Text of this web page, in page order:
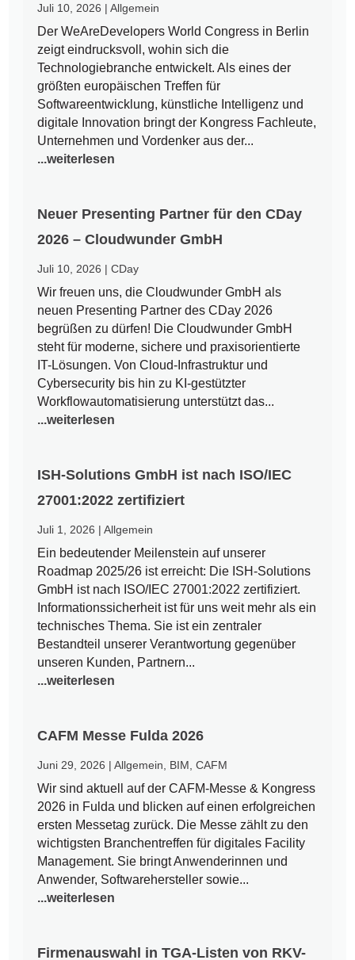
Juli 10, 2026 |Allgemein
Der WeAreDevelopers World Congress in Berlin
zeigt eindrucksvoll, wohin sich die
Technologiebranche entwickelt. Als eines der
größten europäischen Treffen für
Softwareentwicklung, künstliche Intelligenz und
digitale Innovation bringt der Kongress Fachleute,
Unternehmen und Vordenker aus der...
...weiterlesen
Neuer Presenting Partner für den CDay
2026 – Cloudwunder GmbH
Juli 10, 2026 |CDay
Wir freuen uns, die Cloudwunder GmbH als
neuen Presenting Partner des CDay 2026
begrüßen zu dürfen! Die Cloudwunder GmbH
steht für moderne, sichere und praxisorientierte
IT-Lösungen. Von Cloud-Infrastruktur und
Cybersecurity bis hin zu KI-gestützter
Workflowautomatisierung unterstützt das...
...weiterlesen
ISH-Solutions GmbH ist nach ISO/IEC
27001:2022 zertifiziert
Juli 1, 2026 |Allgemein
Ein bedeutender Meilenstein auf unserer
Roadmap 2025/26 ist erreicht: Die ISH-Solutions
GmbH ist nach ISO/IEC 27001:2022 zertifiziert.
Informationssicherheit ist für uns weit mehr als ein
technisches Thema. Sie ist ein zentraler
Bestandteil unserer Verantwortung gegenüber
unseren Kunden, Partnern...
...weiterlesen
CAFM Messe Fulda 2026
Juni 29, 2026 |Allgemein BIM ,CAFM
Wir sind aktuell auf der CAFM-Messe & Kongress
2026 in Fulda und blicken auf einen erfolgreichen
ersten Messetag zurück. Die Messe zählt zu den
wichtigsten Branchentreffen für digitales Facility
Management. Sie bringt Anwenderinnen und
Anwender, Softwarehersteller sowie...
...weiterlesen
Firmenauswahl in TGA-Listen von RKV-